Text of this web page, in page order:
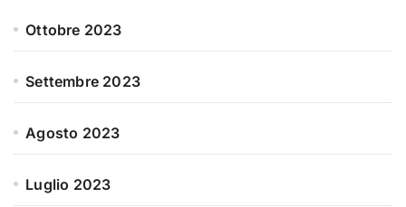
Ottobre 2023
Settembre 2023
Agosto 2023
Luglio 2023